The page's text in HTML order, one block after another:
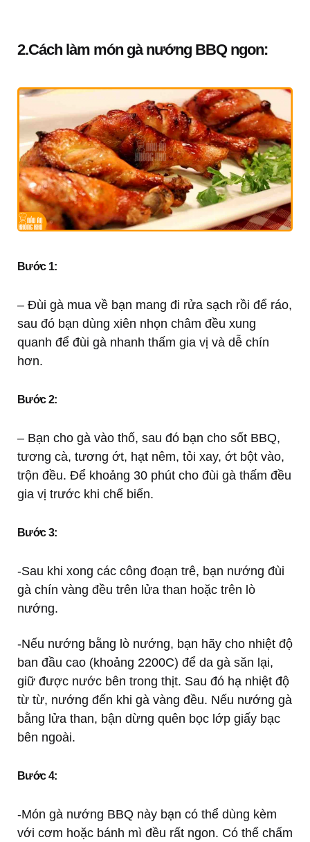
2.Cách làm món gà nướng BBQ ngon:
Bước 1:
– Đùi gà mua về bạn mang đi rửa sạch rồi để ráo,
sau đó bạn dùng xiên nhọn châm đều xung
quanh để đùi gà nhanh thấm gia vị và dễ chín
hơn.
Bước 2:
– Bạn cho gà vào thố, sau đó bạn cho sốt BBQ,
tương cà, tương ớt, hạt nêm, tỏi xay, ớt bột vào,
trộn đều. Để khoảng 30 phút cho đùi gà thấm đều
gia vị trước khi chế biến.
Bước 3:
-Sau khi xong các công đoạn trê, bạn nướng đùi
gà chín vàng đều trên lửa than hoặc trên lò
nướng.
-Nếu nướng bằng lò nướng, bạn hãy cho nhiệt độ
ban đầu cao (khoảng 2200C) để da gà săn lại,
giữ được nước bên trong thịt. Sau đó hạ nhiệt độ
từ từ, nướng đến khi gà vàng đều. Nếu nướng gà
bằng lửa than, bận dừng quên bọc lớp giấy bạc
bên ngoài.
Bước 4:
-Món gà nướng BBQ này bạn có thể dùng kèm
với cơm hoặc bánh mì đều rất ngon. Có thể chấm